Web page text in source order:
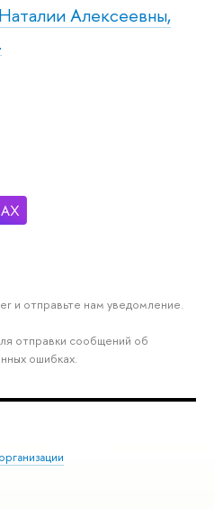
Алексеевны,
и отправьте нам уведомление.
отправки сообщений об
ошибках.